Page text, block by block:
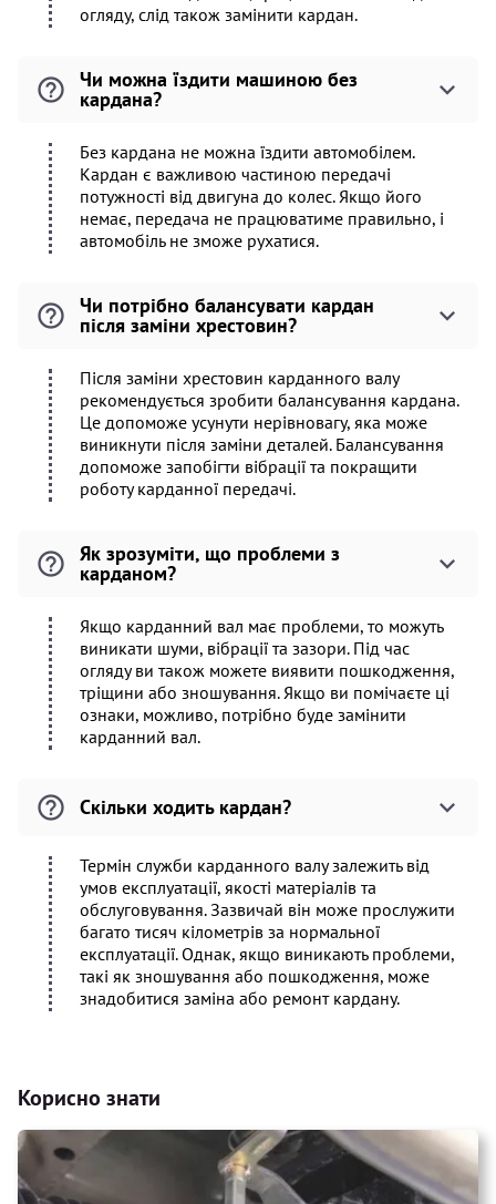
огляду, слід також замінити кардан.
Чи можна їздити машиною без
кардана?
Без кардана не можна їздити автомобілем.
Кардан є важливою частиною передачі
потужності від двигуна до колес. Якщо його
немає, передача не працюватиме правильно, і
автомобіль не зможе рухатися.
Чи потрібно балансувати кардан
після заміни хрестовин?
Після заміни хрестовин карданного валу
рекомендується зробити балансування кардана.
Це допоможе усунути нерівновагу, яка може
виникнути після заміни деталей. Балансування
допоможе запобігти вібрації та покращити
роботу карданної передачі.
Як зрозуміти, що проблеми з
карданом?
Якщо карданний вал має проблеми, то можуть
виникати шуми, вібрації та зазори. Під час
огляду ви також можете виявити пошкодження,
тріщини або зношування. Якщо ви помічаєте ці
ознаки, можливо, потрібно буде замінити
карданний вал.
Скільки ходить кардан?
Термін служби карданного валу залежить від
умов експлуатації, якості матеріалів та
обслуговування. Зазвичай він може прослужити
багато тисяч кілометрів за нормальної
експлуатації. Однак, якщо виникають проблеми,
такі як зношування або пошкодження, може
знадобитися заміна або ремонт кардану.
Корисно знати